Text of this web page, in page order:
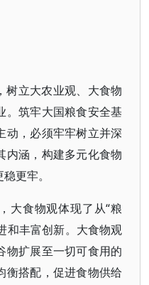
树立大农业观、大食物
。筑牢大国粮食安全基
动，必须牢牢树立并深
内涵，构建多元化食物
更牢。
大食物观体现了从“粮
和丰富创新。大食物观
物扩展至一切可食用的
衡搭配，促进食物供给